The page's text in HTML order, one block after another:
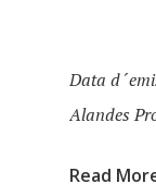
Data
Alandes
Read